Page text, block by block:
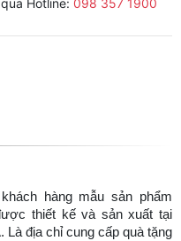
Hotline: 098 357 1900
hàng mẫu sản phẩm
thiết kế và sản xuất tại
địa chỉ cung cấp quà tặng